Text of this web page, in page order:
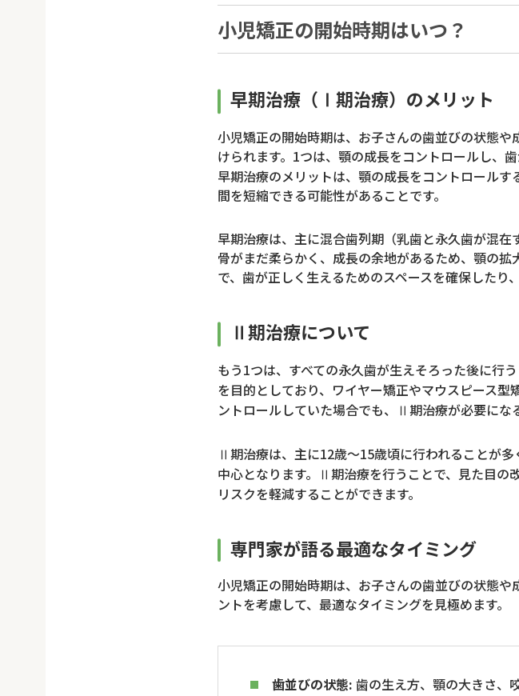
小児矯正の開始時期はいつ？
早期治療（Ⅰ期治療）のメリット
小児矯正の開始時期は、お子さんの歯並びの状態
けられます。1つは、顎の成長をコントロールし、
早期治療のメリットは、顎の成長をコントロール
間を短縮できる可能性があることです。
早期治療は、主に混合歯列期（乳歯と永久歯が混
骨がまだ柔らかく、成長の余地があるため、顎の
で、歯が正しく生えるためのスペースを確保したり
Ⅱ期治療について
もう1つは、すべての永久歯が生えそろった後に
を目的としており、ワイヤー矯正やマウスピース
ントロールしていた場合でも、Ⅱ期治療が必要にな
Ⅱ期治療は、主に12歳～15歳頃に行われることが
中心となります。Ⅱ期治療を行うことで、見た目の
リスクを軽減することができます。
専門家が語る最適なタイミング
小児矯正の開始時期は、お子さんの歯並びの状態
ントを考慮して、最適なタイミングを見極めます。
歯並びの状態: 歯の生え方、顎の大きさ、